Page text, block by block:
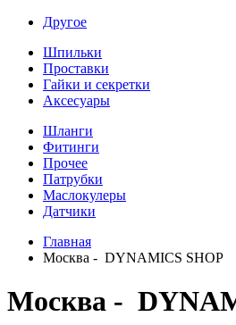
Другое
Шпильки
Проставки
Гайки и секретки
Аксесуары
Шланги
Фитинги
Прочее
Патрубки
Маслокулеры
Датчики
Главная
Москва - DYNAMICS SHOP
Москва -